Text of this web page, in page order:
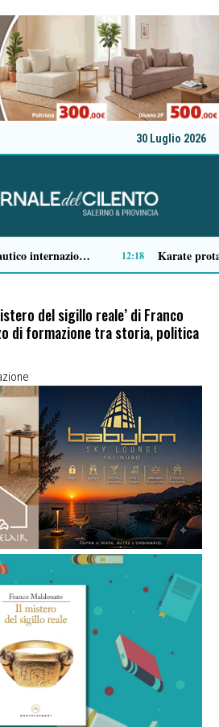
30 Luglio 2026
Tamponamento sulla litoranea di Pontecagnano: due ragazze ferite, madre e figlia illese 10:33
del sigillo reale’ di Franco
di formazione tra storia, politica